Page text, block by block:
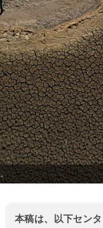
本稿は、以下セン